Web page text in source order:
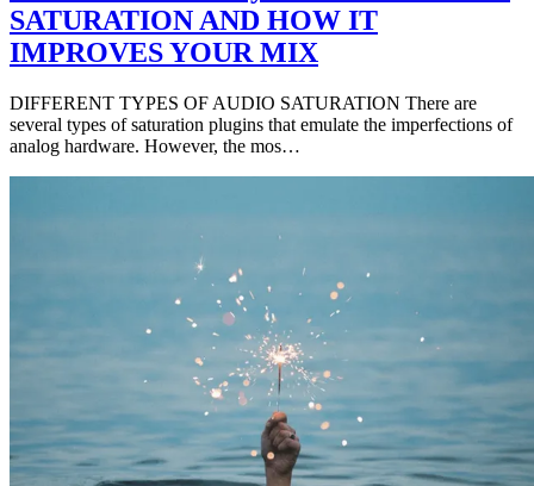
SATURATION AND HOW IT
IMPROVES YOUR MIX
DIFFERENT TYPES OF AUDIO SATURATION There are
several types of saturation plugins that emulate the imperfections of
analog hardware. However, the mos…